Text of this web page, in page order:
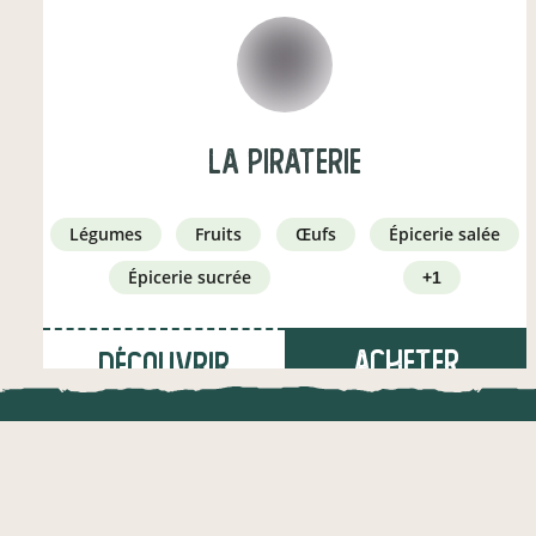
la piraterie
légumes fruits œufs
épicerie salée
épicerie sucrée
+1
Découvrir Acheter